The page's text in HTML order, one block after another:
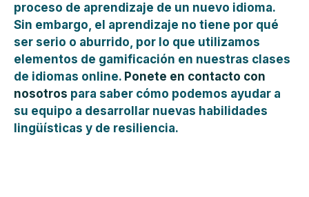
proceso de aprendizaje de un nuevo idioma.
Sin embargo, el aprendizaje no tiene por qué
ser serio o aburrido, por lo que utilizamos
elementos de gamificación en nuestras clases
de idiomas online. Ponete en contacto con
nosotros para saber cómo podemos ayudar a
su equipo a desarrollar nuevas habilidades
lingüísticas y de resiliencia.